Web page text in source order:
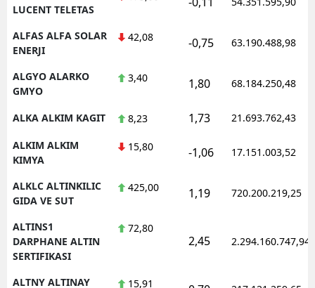
Zonguldak
Kırıkkale
Batman
Bartın
LUCENT TELETAS
ALFAS ALFA SOLAR
ENERJI
42,08 -0,75 63.190.488,98
ALGYO ALARKO
GMYO
3,40 1,80 68.184.250,48
ALKA ALKIM KAGIT 8,23 1,73 21.693.762,43
ALKIM ALKIM
KIMYA
15,80 -1,06 17.151.003,52
ALKLC ALTINKILIC
GIDA VE SUT
425,00 1,19 720.200.219,25
ALTINS1
DARPHANE ALTIN
SERTIFIKASI
72,80
2,45 2.294.160.747,94
ALTNY ALTINAY
15,91